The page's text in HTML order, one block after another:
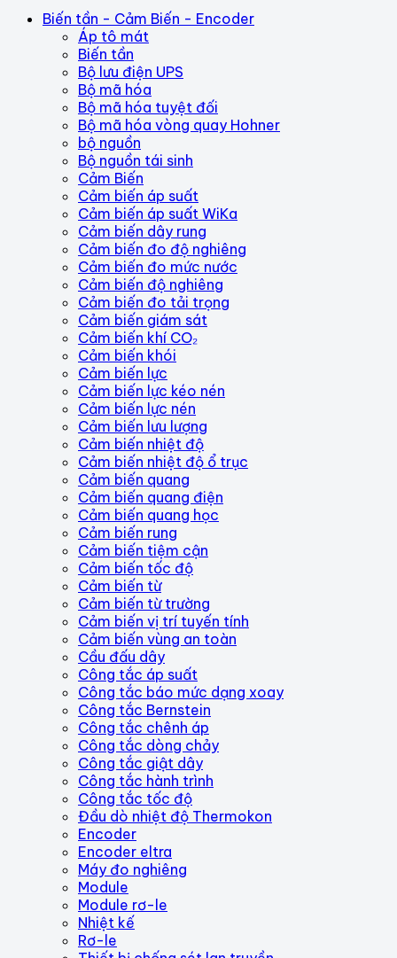
Biến tần - Cảm Biến - Encoder
Áp tô mát
Biến tần
Bộ lưu điện UPS
Bộ mã hóa
Bộ mã hóa tuyệt đối
Bộ mã hóa vòng quay Hohner
bộ nguồn
Bộ nguồn tái sinh
Cảm Biến
Cảm biến áp suất
Cảm biến áp suất WiKa
Cảm biến dây rung
Cảm biến đo độ nghiêng
Cảm biến đo mức nước
Cảm biến độ nghiêng
Cảm biến đo tải trọng
Cảm biến giám sát
Cảm biến khí CO₂
Cảm biến khói
Cảm biến lực
Cảm biến lực kéo nén
Cảm biến lực nén
Cảm biến lưu lượng
Cảm biến nhiệt độ
Cảm biến nhiệt độ ổ trục
Cảm biến quang
Cảm biến quang điện
Cảm biến quang học
Cảm biến rung
Cảm biến tiệm cận
Cảm biến tốc độ
Cảm biến từ
Cảm biến từ trường
Cảm biến vị trí tuyến tính
Cảm biến vùng an toàn
Cầu đấu dây
Công tắc áp suất
Công tắc báo mức dạng xoay
Công tắc Bernstein
Công tắc chênh áp
Công tắc dòng chảy
Công tắc giật dây
Công tắc hành trình
Công tắc tốc độ
Đầu dò nhiệt độ Thermokon
Encoder
Encoder eltra
Máy đo nghiêng
Module
Module rơ-le
Nhiệt kế
Rơ-le